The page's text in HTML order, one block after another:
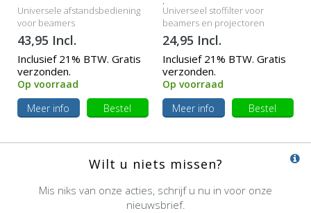
Universele afstandsbediening
voor beamers
43,95 Incl.
Inclusief 21% BTW. Gratis
verzonden.
Op voorraad
Meer info
Bestel
beamers
Universeel stoffilter voor
beamers en projectoren
24,95 Incl.
Inclusief 21% BTW. Gratis
verzonden.
Op voorraad
Meer info
Bestel
Wilt u niets missen?
Mis niks van onze acties, schrijf u nu in voor onze
nieuwsbrief.